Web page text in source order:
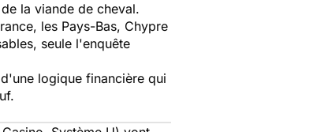
la viande de cheval.
les Pays-Bas, Chypre
seule l'enquête
logique financière qui